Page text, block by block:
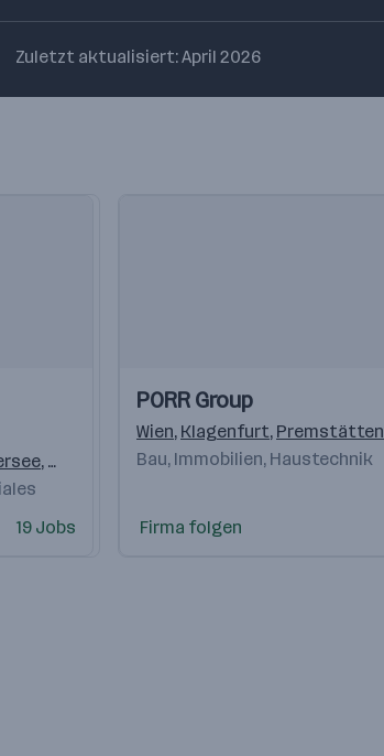
Zuletzt aktualisiert: April 2026
, Pölten Linz,Salzburg,Graz, Innsbruck,
19 Jobs
Videos
Einblicke
Einblicke
PORR Group
Wien, Klagenfurt, Premstätten
Bau, Immobilien, Haustechnik
Firma folgen